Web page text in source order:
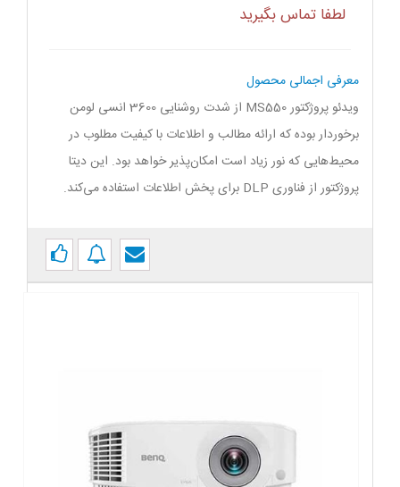
لطفا تماس بگیرید
معرفی اجمالی محصول
ویدئو پروژکتور MS550 از شدت روشنایی 3600 انسی لومن
برخوردار بوده که ارائه مطالب و اطلاعات با کیفیت مطلوب در
محیط‌هایی که نور زیاد است امکان‌پذیر خواهد بود. این دیتا
پروژکتور از فناوری DLP برای پخش اطلاعات استفاده می‌کند.